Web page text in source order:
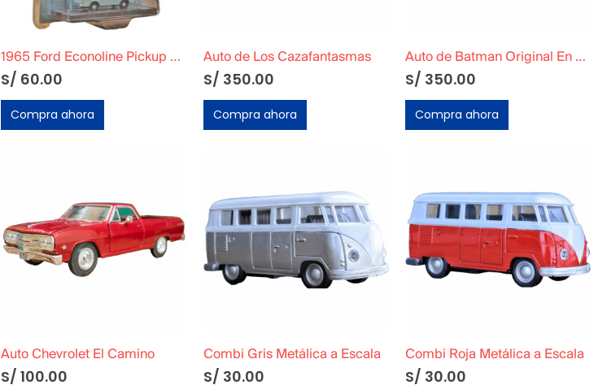
1965 Ford Econoline Pickup M2
S/ 60.00
Compra ahora
Auto de Los Cazafantasmas
S/ 350.00
Compra ahora
Auto de Batman Original En Caja
S/ 350.00
Compra ahora
Auto Chevrolet El Camino
S/ 100.00
Combi Gris Metálica a Escala
S/ 30.00
Combi Roja Metálica a Escala
S/ 30.00